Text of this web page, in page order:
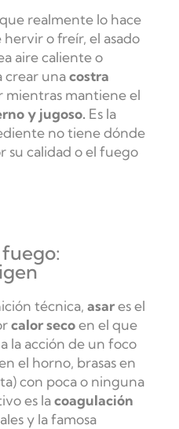
realmente lo hace
o freír, el asado
aire caliente o
crear unacostra
mientras mantiene el
y jugoso. Es la
no tiene dónde
su calidad o el fuego
técnica, asares el
calor secoen el que
la acción de un foco
el horno, brasas en
con poca o ninguna
es lacoagulación
y la famosa